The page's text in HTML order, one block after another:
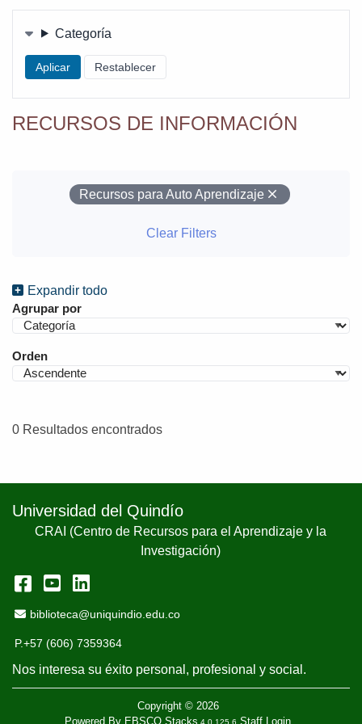
FiltersCategoría
RECURSOS DE INFORMACIÓN
Your Filters
Remove
Recursos para Auto Aprendizaje
Clear Filters
Expandir todo
Agrupar por
Orden
0 Resultados encontrados
Universidad del Quindío
CRAI (Centro de Recursos para el Aprendizaje y la
Investigación)
Facebook
YouTube
Email Address
biblioteca@uniquindio.edu.co
P.+57 (606) 7359364
Nos interesa su éxito personal, profesional y social.
Copyright © 2026
Powered By EBSCO Stacks 4.0.125.6 Staff Login